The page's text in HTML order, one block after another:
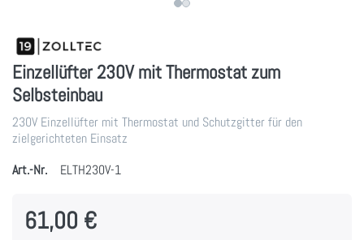
Einzellüfter 230V mit Thermostat zum
Selbsteinbau
230V Einzellüfter mit Thermostat und Schutzgitter für den
zielgerichteten Einsatz
Art.-Nr.
ELTH230V-1
61,00 €